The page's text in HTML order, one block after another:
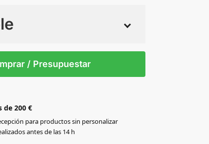
/ Presupuestar
de 200 €
para productos sin personalizar
antes de las 14 h